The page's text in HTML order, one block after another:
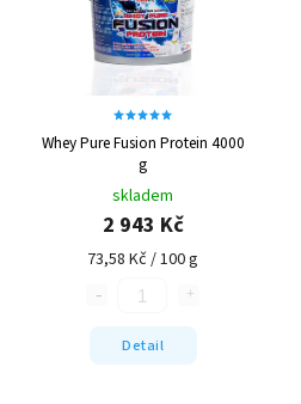
Nejprodávanější
Abecedně
Whey Pure Fusion Protein 4000
g
skladem
2 943 Kč
73,58 Kč / 100 g
Detail